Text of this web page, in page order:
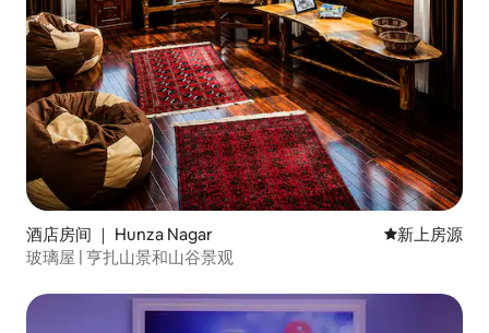
酒店房间 ｜ Hunza Nagar 新房源
新上房源
玻璃屋 | 亨扎山景和山谷景观